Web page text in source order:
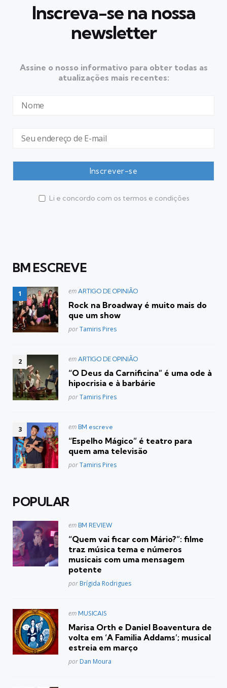
Inscreva-se na nossa
newsletter
Assine o nosso informativo para obter todas as
atualizações mais recentes:
Li e concordo com os termos e condições
BM ESCREVE
Postado
em ARTIGO DE OPINIÃO
Rock na Broadway é muito mais do
que um show
Posted
porTamiris Pires
Postado
em ARTIGO DE OPINIÃO
“O Deus da Carnificina” é uma ode à
hipocrisia e à barbárie
Posted
porTamiris Pires
Postado
em BM escreve
“Espelho Mágico” é teatro para
quem ama televisão
Posted
porTamiris Pires
POPULAR
Postado
em BM REVIEW
“Quem vai ficar com Mário?”: filme
traz música tema e números
musicais com uma mensagem
potente
Posted
por Brígida Rodrigues
Postado
em MUSICAIS
Marisa Orth e Daniel Boaventura de
volta em ‘A Familia Addams’; musical
estreia em março
Posted
por Dan Moura